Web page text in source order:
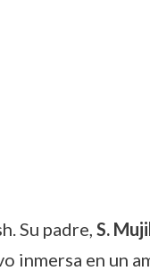
Su padre, S.
inmersa en un